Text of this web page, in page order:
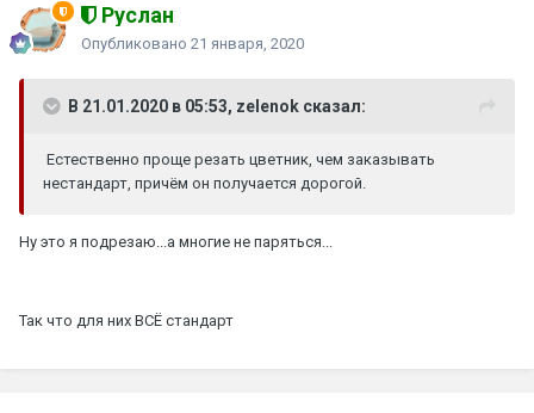
Руслан
Опубликовано 21 января, 2020
В 21.01.2020 в 05:53, zelenok сказал:
Естественно проще резать цветник, чем заказывать
нестандарт, причём он получается дорогой.
Ну это я подрезаю...а многие не паряться...
Так что для них ВСЁ стандарт